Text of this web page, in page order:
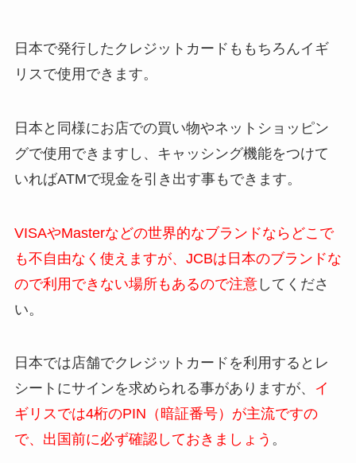
日本で発行したクレジットカードももちろんイギ
リスで使用できます。
日本と同様にお店での買い物やネットショッピン
グで使用できますし、キャッシング機能をつけて
いればATMで現金を引き出す事もできます。
VISAやMasterなどの世界的なブランドならどこで
も不自由なく使えますが、JCBは日本のブランドな
ので利用できない場所もあるので注意してくださ
い。
日本では店舗でクレジットカードを利用するとレ
シートにサインを求められる事がありますが、
イ
ギリスでは4桁のPIN（暗証番号）が主流ですの
で、出国前に必ず確認しておきましょう 。